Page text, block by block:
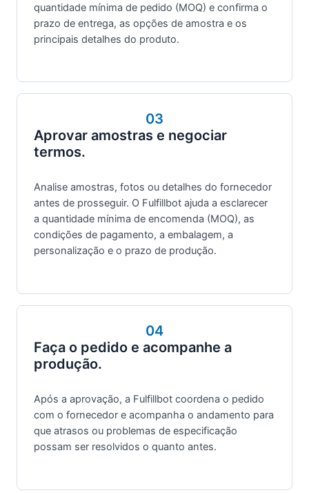
quantidade mínima de pedido (MOQ) e confirma o
prazo de entrega, as opções de amostra e os
principais detalhes do produto.
03
Aprovar amostras e negociar
termos.
Analise amostras, fotos ou detalhes do fornecedor
antes de prosseguir. O Fulfillbot ajuda a esclarecer
a quantidade mínima de encomenda (MOQ), as
condições de pagamento, a embalagem, a
personalização e o prazo de produção.
04
Faça o pedido e acompanhe a
produção.
Após a aprovação, a Fulfillbot coordena o pedido
com o fornecedor e acompanha o andamento para
que atrasos ou problemas de especificação
possam ser resolvidos o quanto antes.